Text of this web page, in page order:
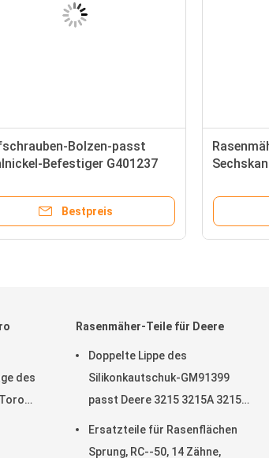
Bolzen-passt
Befestiger G401237
Bestpreis
des
Rasenmäher-Teile für Deere
Doppelte Lippe des
Silikonkautschuk-GM91399
passt Deere 3215 3215A 3215B
Ersatzteile für Rasenflächen
Sprung, RC--50, 14 Zähne,